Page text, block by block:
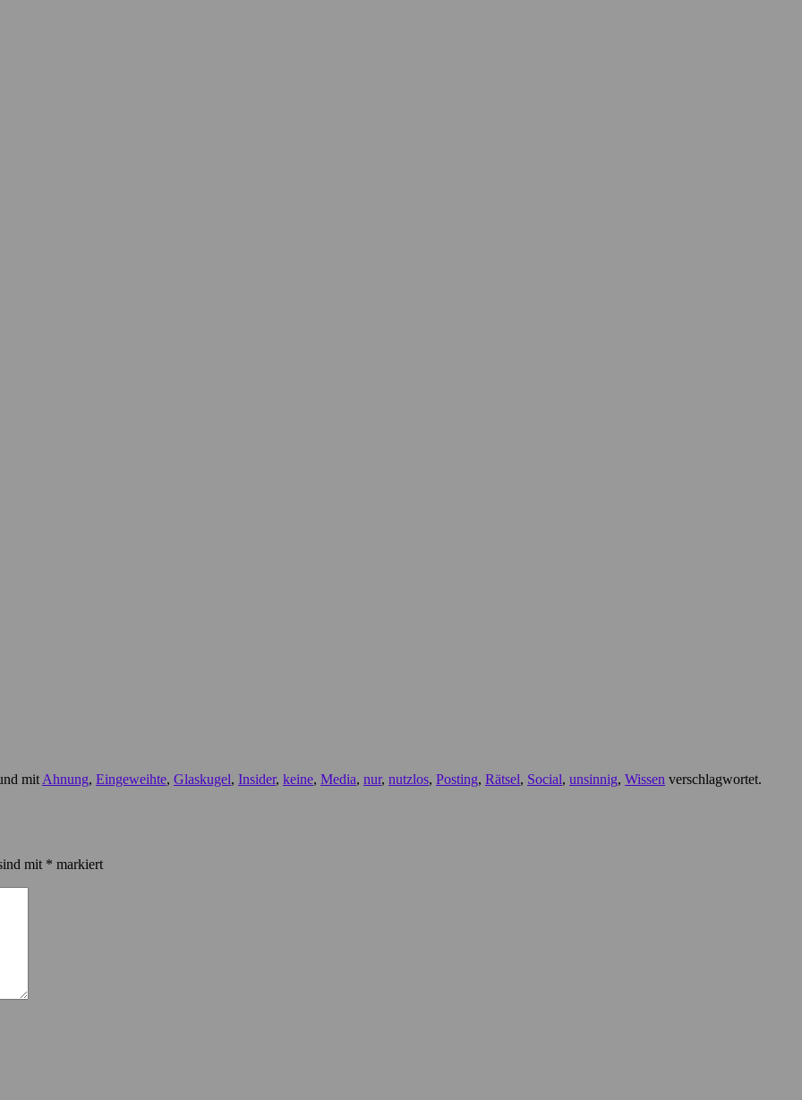
mit Ahnung, Eingeweihte, Glaskugel, Insider, keine, Media, nur, nutzlos, Posting, Rätsel, Social, unsinnig, Wissen verschlagwortet.
mit * markiert